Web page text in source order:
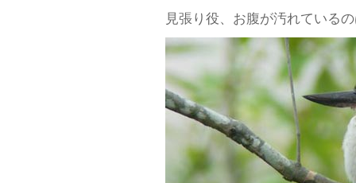
見張り役、お腹が汚れている